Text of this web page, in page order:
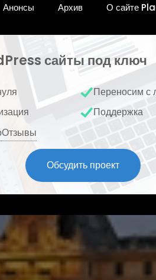
Анонсы Архив О сайте
сайты под ключ
Переносим с
Поддержка
Отзывы
Обсудить проект